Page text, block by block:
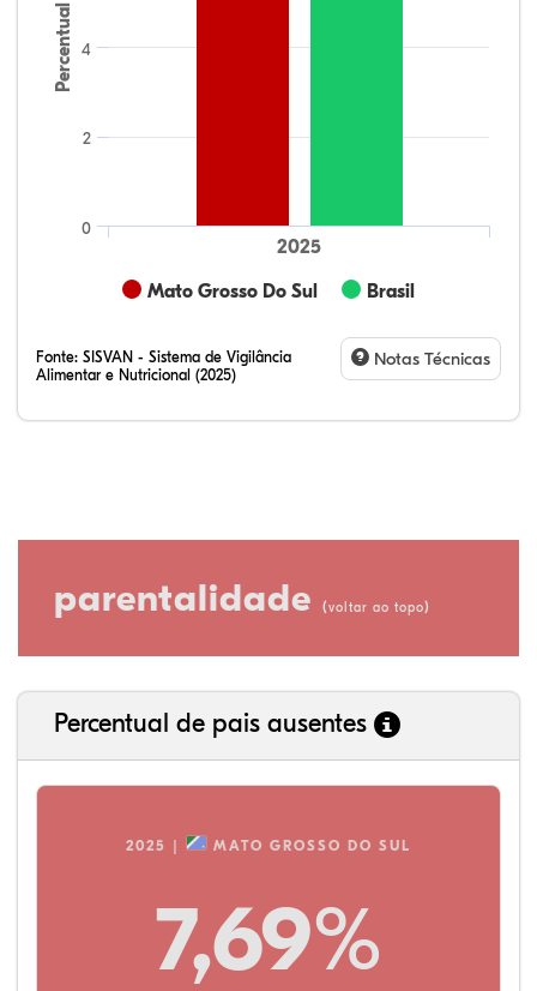
Percentual
Mato Grosso Do Sul Brasil
2025
0
2
4
Fonte: SISVAN - Sistema de Vigilância
Alimentar e Nutricional (2025)
Notas Técnicas
parentalidade (voltar ao topo)
Percentual de pais ausentes
2025 | MATO GROSSO DO SUL
7,69%